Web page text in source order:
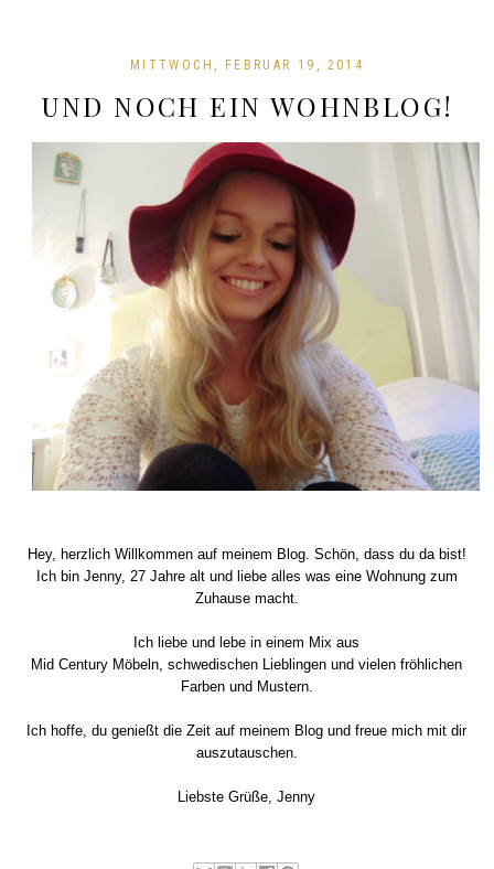
MITTWOCH, FEBRUAR 19, 2014
UND NOCH EIN WOHNBLOG!
Hey, herzlich Willkommen auf meinem Blog. Schön, dass du da bist!
Ich bin Jenny, 27 Jahre alt und liebe alles was eine Wohnung zum
Zuhause macht.
Ich liebe und lebe in einem Mix aus
Mid Century Möbeln, schwedischen Lieblingen und vielen fröhlichen
Farben und Mustern.
Ich hoffe, du genießt die Zeit auf meinem Blog und freue mich mit dir
auszutauschen.
Liebste Grüße, Jenny